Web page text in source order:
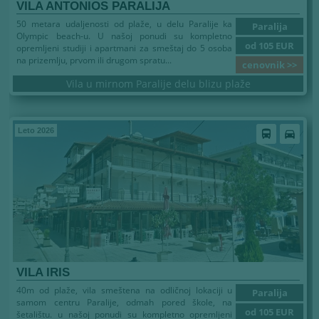
VILA ANTONIOS PARALIJA
Paralija
od 105 EUR
cenovnik >>
50 metara udaljenosti od plaže, u delu Paralije ka
Olympic beach-u. U našoj ponudi su kompletno
opremljeni studiji i apartmani za smeštaj do 5 osoba
na prizemlju, prvom ili drugom spratu...
Vila u mirnom Paralije delu blizu plaže
Leto 2026 directions_bus directions_car
VILA IRIS
Paralija
od 105 EUR
40m od plaže, vila smeštena na odličnoj lokaciji u
samom centru Paralije, odmah pored škole, na
šetalištu. u našoj ponudi su kompletno opremljeni